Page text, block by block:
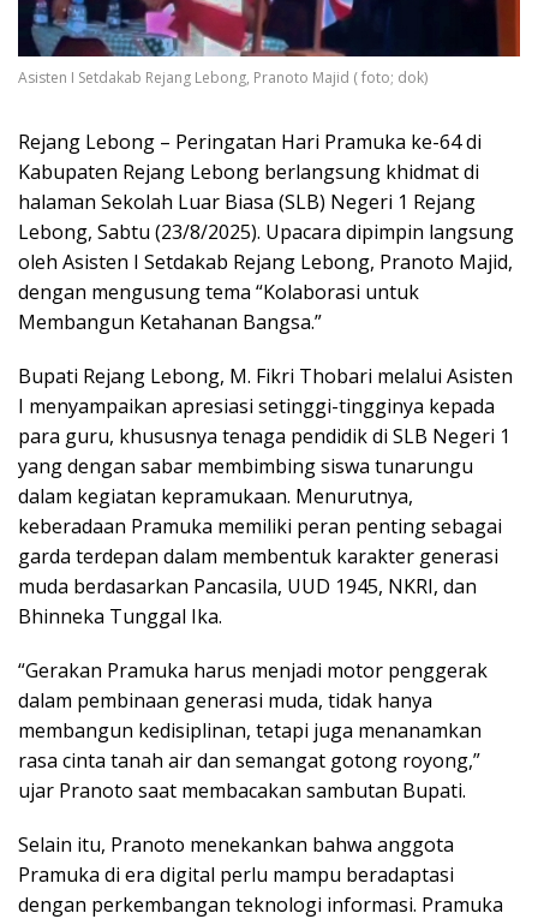
Asisten I Setdakab Rejang Lebong, Pranoto Majid ( foto; dok)
Rejang Lebong – Peringatan Hari Pramuka ke-64 di
Kabupaten Rejang Lebong berlangsung khidmat di
halaman Sekolah Luar Biasa (SLB) Negeri 1 Rejang
Lebong, Sabtu (23/8/2025). Upacara dipimpin langsung
oleh Asisten I Setdakab Rejang Lebong, Pranoto Majid,
dengan mengusung tema “Kolaborasi untuk
Membangun Ketahanan Bangsa.”
Bupati Rejang Lebong, M. Fikri Thobari melalui Asisten
I menyampaikan apresiasi setinggi-tingginya kepada
para guru, khususnya tenaga pendidik di SLB Negeri 1
yang dengan sabar membimbing siswa tunarungu
dalam kegiatan kepramukaan. Menurutnya,
keberadaan Pramuka memiliki peran penting sebagai
garda terdepan dalam membentuk karakter generasi
muda berdasarkan Pancasila, UUD 1945, NKRI, dan
Bhinneka Tunggal Ika.
“Gerakan Pramuka harus menjadi motor penggerak
dalam pembinaan generasi muda, tidak hanya
membangun kedisiplinan, tetapi juga menanamkan
rasa cinta tanah air dan semangat gotong royong,”
ujar Pranoto saat membacakan sambutan Bupati.
Selain itu, Pranoto menekankan bahwa anggota
Pramuka di era digital perlu mampu beradaptasi
dengan perkembangan teknologi informasi. Pramuka